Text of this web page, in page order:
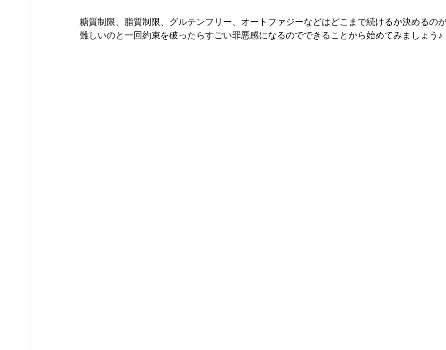
糖質制限、脂質制限、グルテンフリー、オートファジーなどはどこまで続けるか決めるの
難しいのと一回約束を破ったらすごい罪悪感になるのでできることから始めてみましょう♪